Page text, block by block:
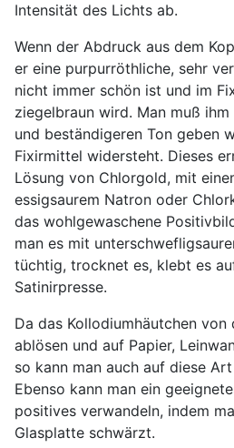
Intensität des Lichts ab.
Wenn der Abdruck aus dem
er eine purpurröthliche, sehr
nicht immer schön ist und im
ziegelbraun wird. Man muß
und beständigeren Ton geben
Fixirmittel widersteht. Dieses
Lösung von Chlorgold, mit
essigsaurem Natron oder
das wohlgewaschene
man es mit
tüchtig, trocknet es, klebt es
Satinirpresse.
Da das Kollodiumhäutchen von
ablösen und auf Papier,
so kann man auch auf diese
Ebenso kann man ein
positives verwandeln, indem
Glasplatte schwärzt.